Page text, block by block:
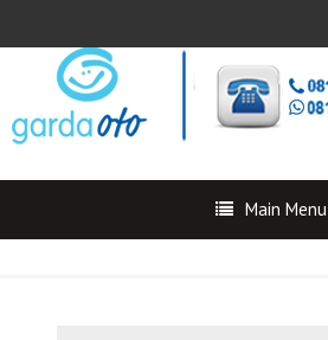
Main Menu